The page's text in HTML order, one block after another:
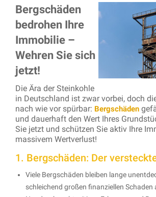
Bergschäden
bedrohen Ihre
Immobilie –
Wehren Sie sich
jetzt!
Die Ära der Steinkohle
in Deutschland ist zwar vorbei, doch
nach wie vor spürbar: Bergschäden
und dauerhaft den Wert Ihres
Sie jetzt und schützen Sie aktiv Ihre
massivem Wertverlust!
1. Bergschäden: Der
Viele Bergschäden bleiben lange
schleichend großen finanziellen Schaden